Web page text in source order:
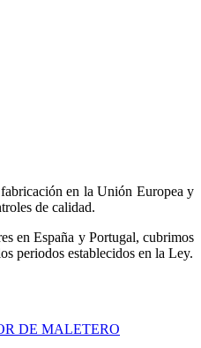
en la Unión Europea y
de calidad.
en España y Portugal, cubrimos
periodos establecidos en la Ley.